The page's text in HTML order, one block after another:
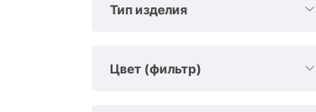
Тип изделия
Цвет (фильтр)